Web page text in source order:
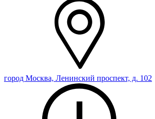
город Москва, Ленинский проспект, д. 102